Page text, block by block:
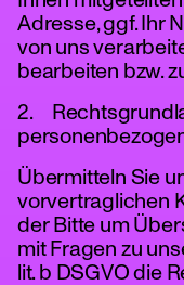
Adresse, ggf. Ihr
von uns
bearbeiten bzw.
2.
Übermitteln Sie
vorvertraglichen
der Bitte um
mit Fragen zu
lit. b DSGVO die